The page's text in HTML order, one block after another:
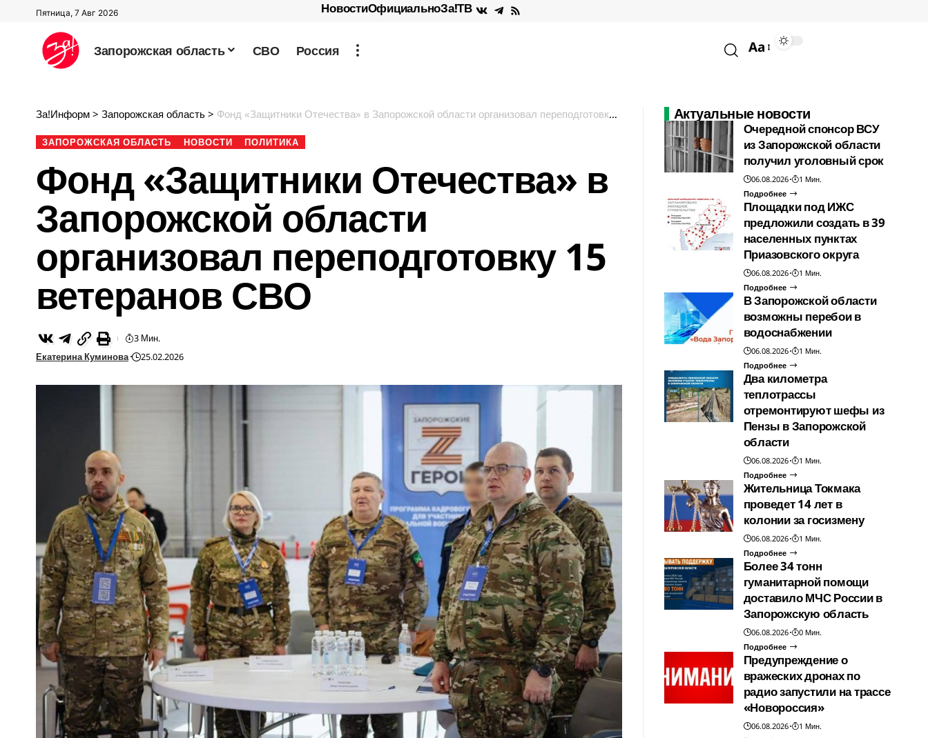
Пятница, 7 Авг 2026 НовостиОфициальноЗа!ТВ
Запорожская область СВО Россия Aa
За!Информ > Запорожская область > Фонд «Защитники Отечества» в Запорожской области организовал переподготовку 15 ветеранов СВО
ЗАПОРОЖСКАЯ ОБЛАСТЬ НОВОСТИ ПОЛИТИКА
Фонд «Защитники Отечества» в
Запорожской области
организовал переподготовку 15
ветеранов СВО
Екатерина Куминова 25.02.2026
3 Мин.
Актуальные новости
Очередной спонсор ВСУ
из Запорожской области
получил уголовный срок
06.08.2026
1 Мин.
Подробнее
Площадки под ИЖС
предложили создать в 39
населенных пунктах
Приазовского округа
06.08.2026
1 Мин.
Подробнее
В Запорожской области
возможны перебои в
водоснабжении
06.08.2026
1 Мин.
Подробнее
Два километра
теплотрассы
отремонтируют шефы из
Пензы в Запорожской
области
06.08.2026
1 Мин.
Подробнее
Жительница Токмака
проведет 14 лет в
колонии за госизмену
06.08.2026
1 Мин.
Подробнее
Более 34 тонн
гуманитарной помощи
доставило МЧС России в
Запорожскую область
06.08.2026
0 Мин.
Подробнее
Предупреждение о
вражеских дронах по
радио запустили на трассе
«Новороссия»
06.08.2026
1 Мин.